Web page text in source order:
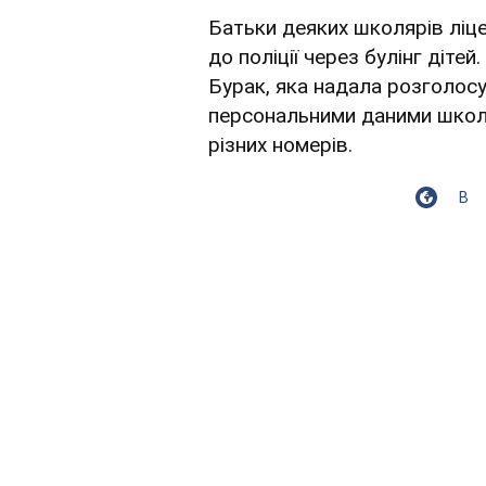
Батьки деяких школярів
до поліції через булінг
Бурак, яка надала
персональними даними
різних номерів.